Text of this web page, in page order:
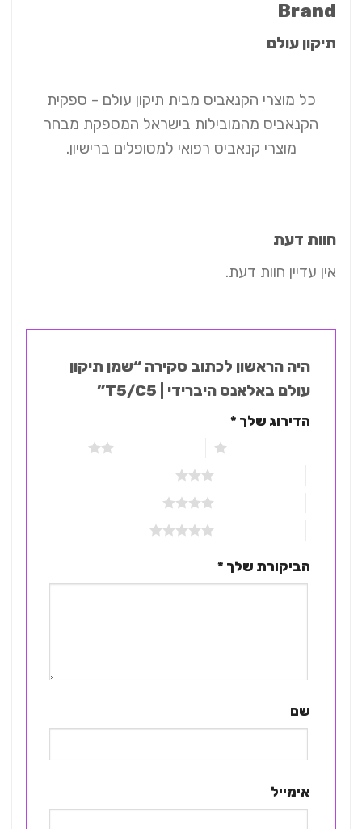
Brand
תיקון עולם
כל מוצרי הקנאביס מבית תיקון עולם - ספקית
הקנאביס מהמובילות בישראל​​ המספקת מבחר
מוצרי קנאביס רפואי למטופלים ברישיון.
חוות דעת
אין עדיין חוות דעת.
היה הראשון לכתוב סקירה “שמן תיקון
עולם באלאנס היברידי | T5/C5”
הדירוג שלך*
2 מתוך 5 כוכבים
הביקורת שלך*
שם
אימייל